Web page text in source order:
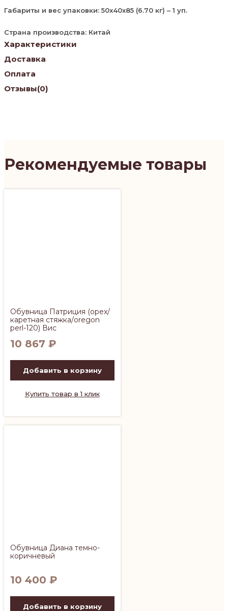
Габариты и вес упаковки: 50x40x85 (6.70 кг) – 1 уп.
Страна производства: Китай
Характеристики
Доставка
Оплата
Отзывы(0)
Рекомендуемые товары
Обувница Патриция (орех/
каретная стяжка/oregon
perl-120) Вис
10 867 ₽
Добавить в корзину
Купить товар в 1 клик
Обувница Диана темно-
коричневый
10 400 ₽
Добавить в корзину